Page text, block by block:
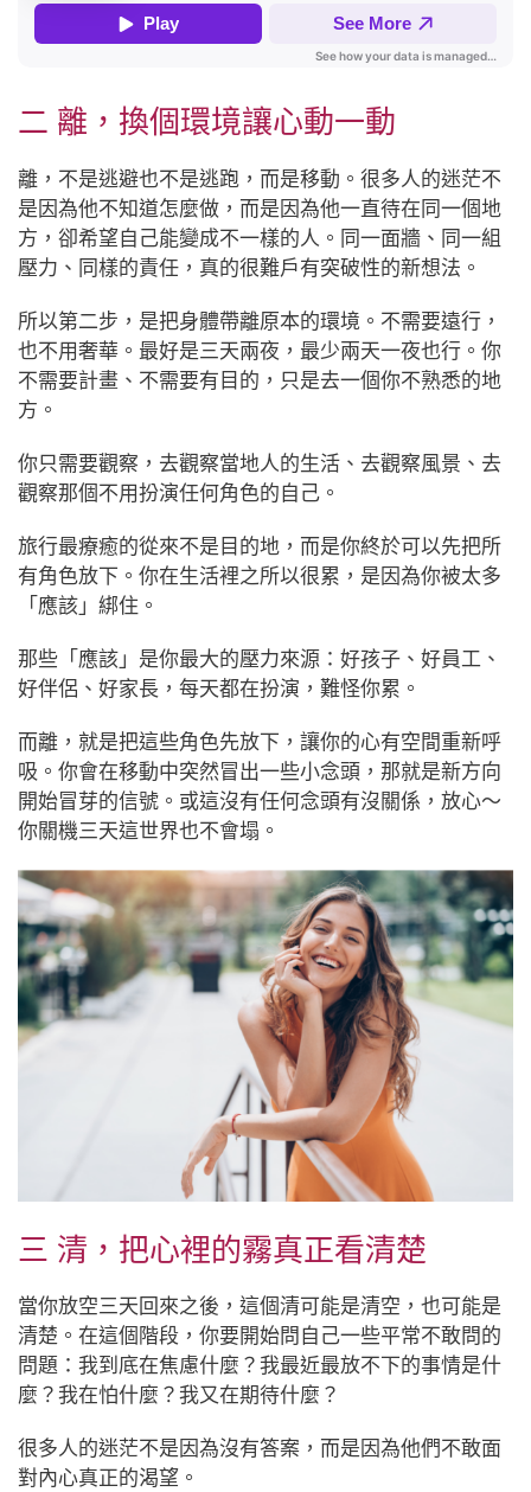
二 離，換個環境讓心動一動
離，不是逃避也不是逃跑，而是移動。很多人的迷茫不
是因為他不知道怎麼做，而是因為他一直待在同一個地
方，卻希望自己能變成不一樣的人。同一面牆、同一組
壓力、同樣的責任，真的很難戶有突破性的新想法。
所以第二步，是把身體帶離原本的環境。不需要遠行，
也不用奢華。最好是三天兩夜，最少兩天一夜也行。你
不需要計畫、不需要有目的，只是去一個你不熟悉的地
方。
你只需要觀察，去觀察當地人的生活、去觀察風景、去
觀察那個不用扮演任何角色的自己。
旅行最療癒的從來不是目的地，而是你終於可以先把所
有角色放下。你在生活裡之所以很累，是因為你被太多
「應該」綁住。
那些「應該」是你最大的壓力來源：好孩子、好員工、
好伴侶、好家長，每天都在扮演，難怪你累。
而離，就是把這些角色先放下，讓你的心有空間重新呼
吸。你會在移動中突然冒出一些小念頭，那就是新方向
開始冒芽的信號。或這沒有任何念頭有沒關係，放心～
你關機三天這世界也不會塌。
三 清，把心裡的霧真正看清楚
當你放空三天回來之後，這個清可能是清空，也可能是
清楚。在這個階段，你要開始問自己一些平常不敢問的
問題：我到底在焦慮什麼？我最近最放不下的事情是什
麼？我在怕什麼？我又在期待什麼？
很多人的迷茫不是因為沒有答案，而是因為他們不敢面
對內心真正的渴望。